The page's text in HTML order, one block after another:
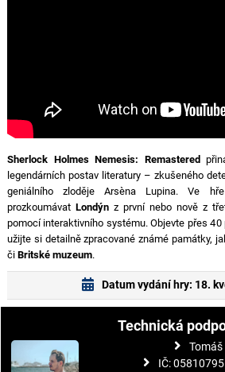
Sherlock Holmes Nemesis: Remastered
legendárních postav literatury – zkušeného
geniálního zloděje Arsèna Lupina. Ve
prozkoumávat Londýnz první nebo nově z
pomocí interaktivního systému. Objevte přes
užijte si detailně zpracované známé památky,
či Britské muzeum.
Datum vydání hry: 18.
Technická
IČ: